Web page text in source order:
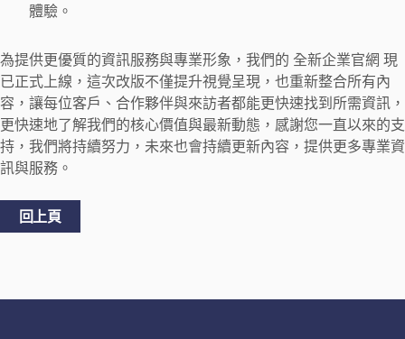
體驗。
為提供更優質的資訊服務與專業形象，我們的 全新企業官網 現
已正式上線，這次改版不僅提升視覺呈現，也重新整合所有內
容，讓每位客戶、合作夥伴與來訪者都能更快速找到所需資訊，
更快速地了解我們的核心價值與最新動態，感謝您一直以來的支
持，我們將持續努力，未來也會持續更新內容，提供更多專業資
訊與服務。
回上頁